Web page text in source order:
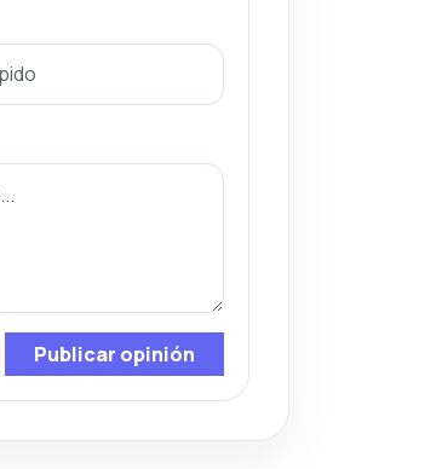
Publicar opinión